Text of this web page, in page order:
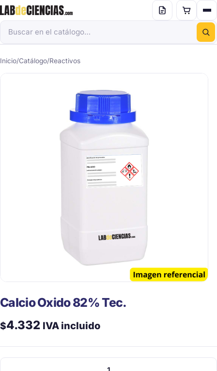
Inicio/Catálogo/Reactivos
Calcio Oxido 82% Tec.
$4.332 IVA incluido
Calcio